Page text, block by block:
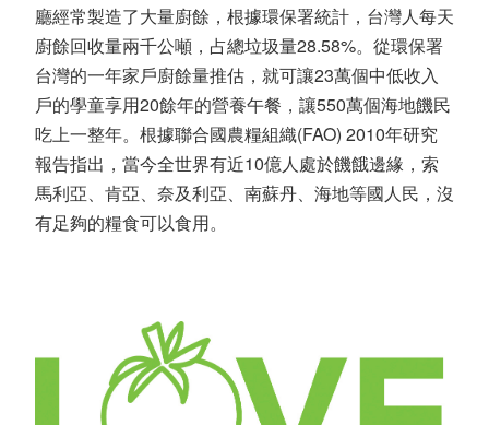
廳經常製造了大量廚餘，根據環保署統計，台灣人每天
廚餘回收量兩千公噸，占總垃圾量28.58%。從環保署
台灣的一年家戶廚餘量推估，就可讓23萬個中低收入
戶的學童享用20餘年的營養午餐，讓550萬個海地饑民
吃上一整年。根據聯合國農糧組織(FAO) 2010年研究
報告指出，當今全世界有近10億人處於饑餓邊緣，索
馬利亞、肯亞、奈及利亞、南蘇丹、海地等國人民，沒
有足夠的糧食可以食用。